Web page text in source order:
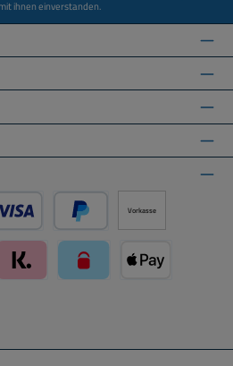
ihnen einverstanden.
oder Debitkarte über PayPal
Später Bezahlen über PayPal
Vorkasse